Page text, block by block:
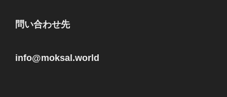
問い合わせ先
info@moksal.world